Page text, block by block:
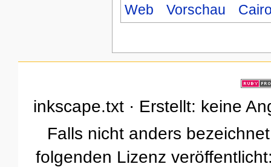
Web
Vorschau
inkscape.txt · Erstellt: keine
Falls nicht anders
folgenden Lizenz